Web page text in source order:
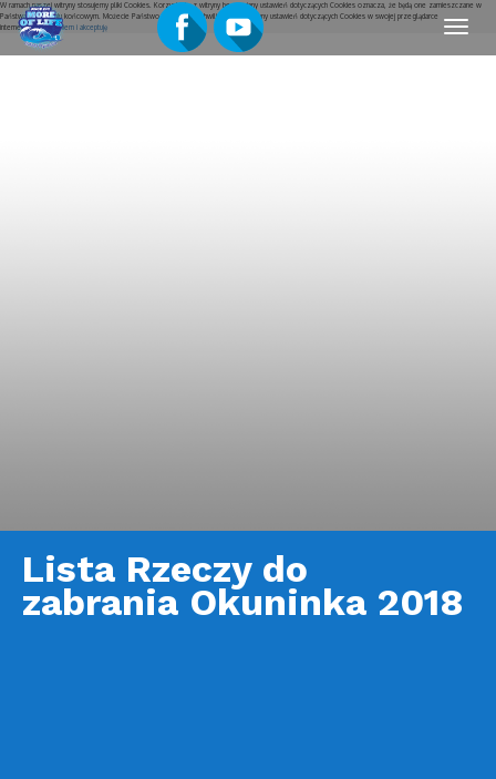
W ramach naszej witryny stosujemy pliki Cookies. Korzystanie z witryny bez zmiany ustawień dotyczących Cookies oznacza, że będą one zamieszczane w
Państwa urządzeniu końcowym. Możecie Państwo w dowolnej chwili dokonać zmiany ustawień dotyczących Cookies w swojej przeglądarce
internetowej.Rozumiem i akceptuję
Menu
Lista Rzeczy do
zabrania Okuninka 2018